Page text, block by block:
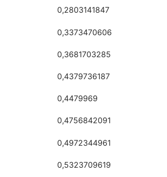
0,2803141847
0,3373470606
0,3681703285
0,4379736187
0,4479969
0,4756842091
0,4972344961
0,5323709619